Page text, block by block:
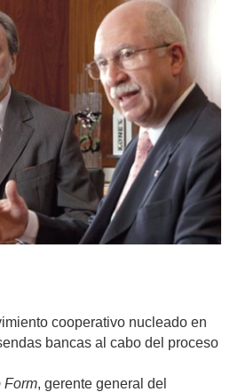
cooperativo nucleado en
bancas al cabo del proceso
Form, gerente general del